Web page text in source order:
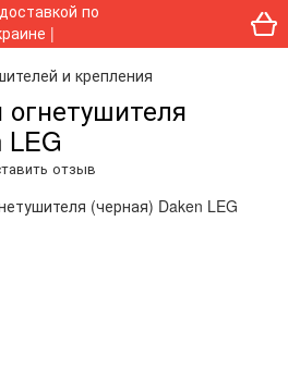
и крепления
LEG
отзыв